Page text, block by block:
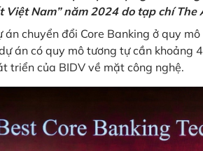
Việt Nam” năm 2024 do tạp chí The
án chuyển đổi Core Banking ở quy
án có quy mô tương tự cần
triển của BIDV về mặt công nghệ.